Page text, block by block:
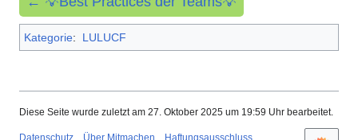
Kategorie: LULUCF
Diese Seite wurde zuletzt am 27. Oktober 2025 um 19:59 Uhr bearbeitet.
Datenschutz Über Mitmachen Haftungsausschluss